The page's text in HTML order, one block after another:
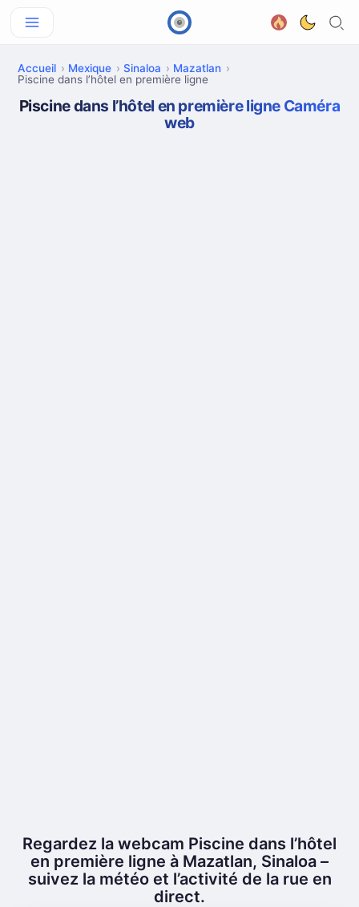
Accueil Mexique Sinaloa
Mazatlan
Piscine dans l’hôtel en première ligne
Piscine dans l’hôtel en première ligne Caméra
web
Regardez la webcam Piscine dans l’hôtel
en première ligne à Mazatlan, Sinaloa –
suivez la météo et l’activité de la rue en
direct.